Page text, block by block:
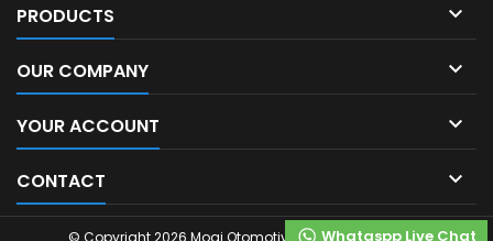
PRODUCTS 
OUR COMPANY 
YOUR ACCOUNT 
CONTACT 
Whataspp Live Chat
© Copyright 2026 Mogi Otomotiv. All Rights Reserved.